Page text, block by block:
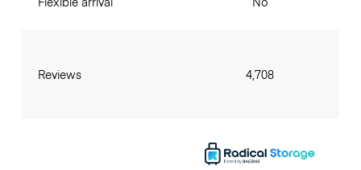
Reviews 4,708